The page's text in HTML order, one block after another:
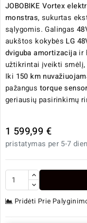
JOBOBIKE Vortex
monstras, sukurtas
sąlygomis. Galingas
aukštos kokybės LG
dviguba amortizacija ir
užtikrintai įveikti
Iki 150 km
pažangus torque
geriausių pasirinkimų
1 599,99 €
pristatymas per 5-7
Pridėti Prie